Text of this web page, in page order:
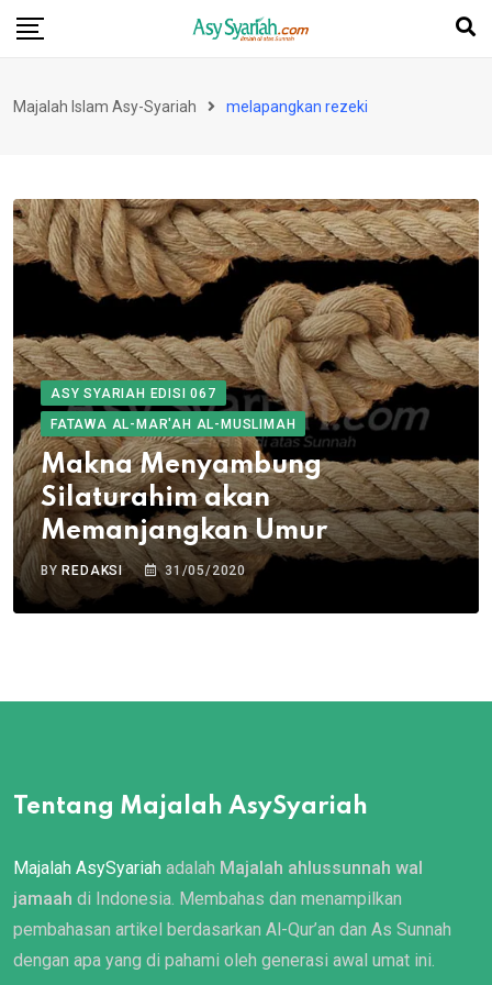
Skip
Majalah Islam Asy-Syariah melapangkan rezeki
ASY SYARIAH EDISI 067
FATAWA AL-MAR'AH AL-MUSLIMAH
Makna Menyambung
Silaturahim akan
Memanjangkan Umur
BYREDAKSI 31/05/2020
Tentang Majalah AsySyariah
Majalah AsySyariah adalah Majalah ahlussunnah wal
jamaah di Indonesia. Membahas dan menampilkan
pembahasan artikel berdasarkan Al-Qur’an dan As Sunnah
dengan apa yang di pahami oleh generasi awal umat ini.